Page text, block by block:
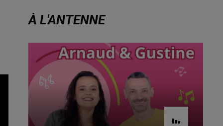
À L'ANTENNE